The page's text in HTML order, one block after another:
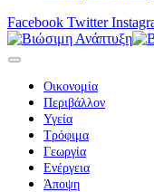
Facebook Twitter
Οικονομία
Περιβάλλον
Υγεία
Τρόφιμα
Γεωργία
Ενέργεια
Άποψη